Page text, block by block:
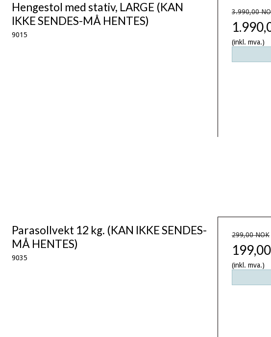
Hengestol med stativ, LARGE (KAN
IKKE SENDES-MÅ HENTES)
9015
3.990,00
(inkl. mva.)
Parasollvekt 12 kg. (KAN IKKE SENDES-
MÅ HENTES)
9035
299,00 NOK
(inkl. mva.)